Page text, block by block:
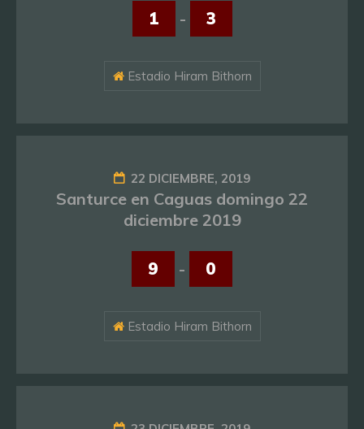
1 - 3
Estadio Hiram Bithorn
22 DICIEMBRE, 2019
Santurce en Caguas domingo 22
diciembre 2019
9 - 0
Estadio Hiram Bithorn